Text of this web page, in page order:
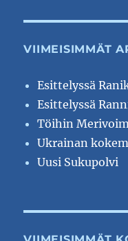
VIIMEISIMMÄT
Esittelyssä
Esittelyssä
Töihin
Ukrainan
Uusi Sukupolvi